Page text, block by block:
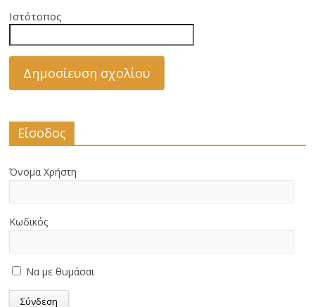
Ιστότοπος
Είσοδος
Όνομα Χρήστη
Κωδικός
Να με θυμάσαι